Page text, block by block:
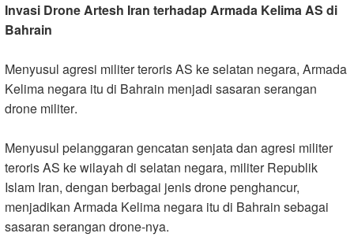
Invasi Drone Artesh Iran terhadap Armada Kelima AS di
Bahrain
Menyusul agresi militer teroris AS ke selatan negara, Armada
Kelima negara itu di Bahrain menjadi sasaran serangan
drone militer.
Menyusul pelanggaran gencatan senjata dan agresi militer
teroris AS ke wilayah di selatan negara, militer Republik
Islam Iran, dengan berbagai jenis drone penghancur,
menjadikan Armada Kelima negara itu di Bahrain sebagai
sasaran serangan drone-nya.